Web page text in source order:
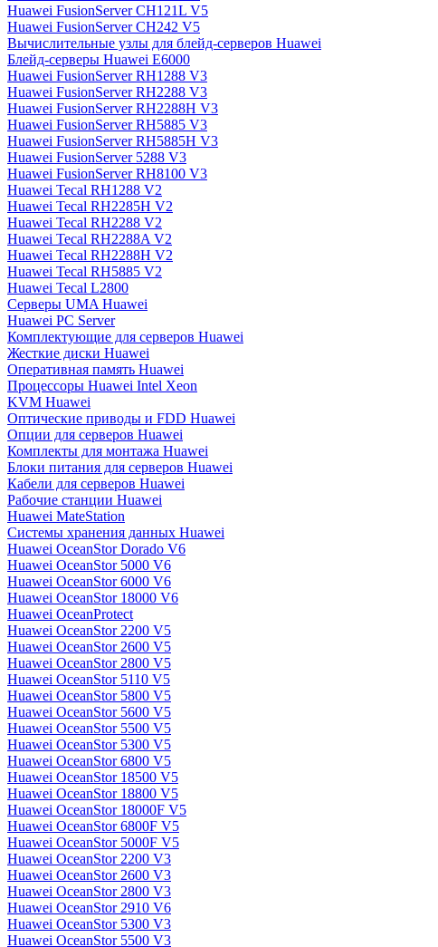
Huawei FusionServer CH121L V5
Huawei FusionServer CH242 V5
Вычислительные узлы для блейд-серверов Huawei
Блейд-серверы Huawei E6000
Huawei FusionServer RH1288 V3
Huawei FusionServer RH2288 V3
Huawei FusionServer RH2288H V3
Huawei FusionServer RH5885 V3
Huawei FusionServer RH5885H V3
Huawei FusionServer 5288 V3
Huawei FusionServer RH8100 V3
Huawei Tecal RH1288 V2
Huawei Tecal RH2285H V2
Huawei Tecal RH2288 V2
Huawei Tecal RH2288A V2
Huawei Tecal RH2288H V2
Huawei Tecal RH5885 V2
Huawei Tecal L2800
Серверы UMA Huawei
Huawei PC Server
Комплектующие для серверов Huawei
Жесткие диски Huawei
Оперативная память Huawei
Процессоры Huawei Intel Xeon
KVM Huawei
Оптические приводы и FDD Huawei
Опции для серверов Huawei
Комплекты для монтажа Huawei
Блоки питания для серверов Huawei
Кабели для серверов Huawei
Рабочие станции Huawei
Huawei MateStation
Системы хранения данных Huawei
Huawei OceanStor Dorado V6
Huawei OceanStor 5000 V6
Huawei OceanStor 6000 V6
Huawei OceanStor 18000 V6
Huawei OceanProtect
Huawei OceanStor 2200 V5
Huawei OceanStor 2600 V5
Huawei OceanStor 2800 V5
Huawei OceanStor 5110 V5
Huawei OceanStor 5800 V5
Huawei OceanStor 5600 V5
Huawei OceanStor 5500 V5
Huawei OceanStor 5300 V5
Huawei OceanStor 6800 V5
Huawei OceanStor 18500 V5
Huawei OceanStor 18800 V5
Huawei OceanStor 18000F V5
Huawei OceanStor 6800F V5
Huawei OceanStor 5000F V5
Huawei OceanStor 2200 V3
Huawei OceanStor 2600 V3
Huawei OceanStor 2800 V3
Huawei OceanStor 2910 V6
Huawei OceanStor 5300 V3
Huawei OceanStor 5500 V3